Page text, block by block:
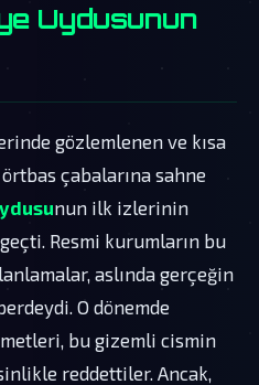
Uydusunun
gözlemlenen ve kısa
çabalarına sahne
nun ilk izlerinin
Resmi kurumların bu
aslında gerçeğin
O dönemde
bu gizemli cismin
reddettiler. Ancak,